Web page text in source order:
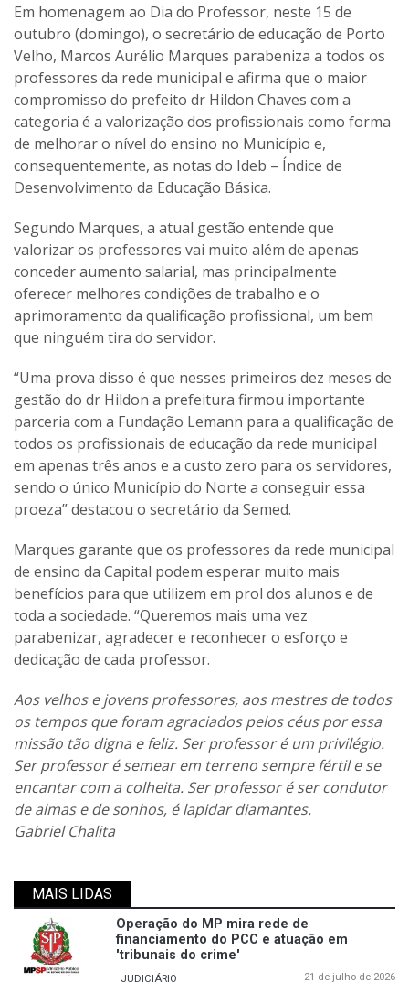
Em homenagem ao Dia do Professor, neste 15 de
outubro (domingo), o secretário de educação de Porto
Velho, Marcos Aurélio Marques parabeniza a todos os
professores da rede municipal e afirma que o maior
compromisso do prefeito dr Hildon Chaves com a
categoria é a valorização dos profissionais como forma
de melhorar o nível do ensino no Município e,
consequentemente, as notas do Ideb – Índice de
Desenvolvimento da Educação Básica.
Segundo Marques, a atual gestão entende que
valorizar os professores vai muito além de apenas
conceder aumento salarial, mas principalmente
oferecer melhores condições de trabalho e o
aprimoramento da qualificação profissional, um bem
que ninguém tira do servidor.
“Uma prova disso é que nesses primeiros dez meses de
gestão do dr Hildon a prefeitura firmou importante
parceria com a Fundação Lemann para a qualificação de
todos os profissionais de educação da rede municipal
em apenas três anos e a custo zero para os servidores,
sendo o único Município do Norte a conseguir essa
proeza” destacou o secretário da Semed.
Marques garante que os professores da rede municipal
de ensino da Capital podem esperar muito mais
benefícios para que utilizem em prol dos alunos e de
toda a sociedade. “Queremos mais uma vez
parabenizar, agradecer e reconhecer o esforço e
dedicação de cada professor.
Aos velhos e jovens professores, aos mestres de todos
os tempos que foram agraciados pelos céus por essa
missão tão digna e feliz. Ser professor é um privilégio.
Ser professor é semear em terreno sempre fértil e se
encantar com a colheita. Ser professor é ser condutor
de almas e de sonhos, é lapidar diamantes.
Gabriel Chalita
MAIS LIDAS
Operação do MP mira rede de
financiamento do PCC e atuação em
'tribunais do crime'
JUDICIÁRIO 21 de julho de 2026